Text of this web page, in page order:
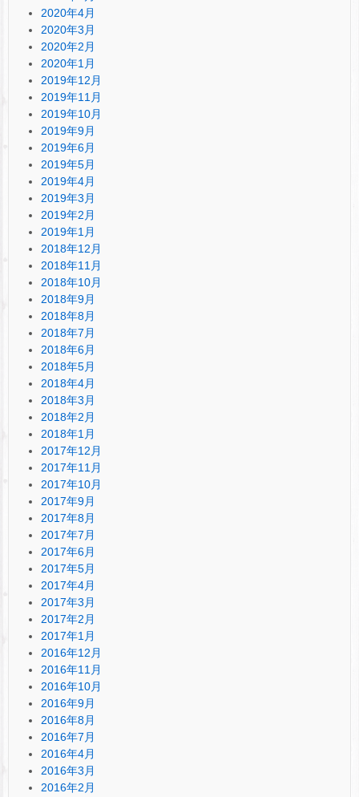
2020年4月
2020年3月
2020年2月
2020年1月
2019年12月
2019年11月
2019年10月
2019年9月
2019年6月
2019年5月
2019年4月
2019年3月
2019年2月
2019年1月
2018年12月
2018年11月
2018年10月
2018年9月
2018年8月
2018年7月
2018年6月
2018年5月
2018年4月
2018年3月
2018年2月
2018年1月
2017年12月
2017年11月
2017年10月
2017年9月
2017年8月
2017年7月
2017年6月
2017年5月
2017年4月
2017年3月
2017年2月
2017年1月
2016年12月
2016年11月
2016年10月
2016年9月
2016年8月
2016年7月
2016年4月
2016年3月
2016年2月